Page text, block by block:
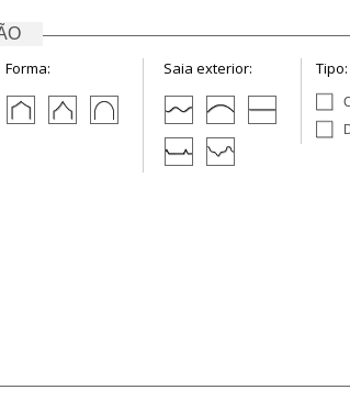
Forma: Saia exterior: Tipo: